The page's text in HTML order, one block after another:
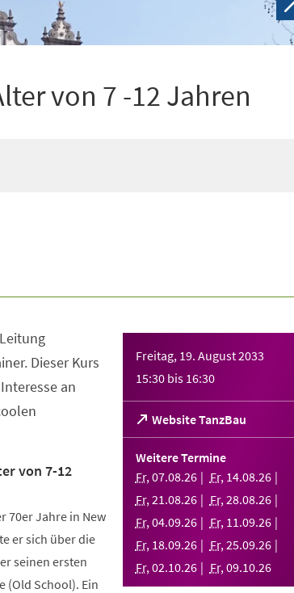
von 7 -12 Jahren
Freitag, 19. August 2033
15:30 bis 16:30
Website TanzBau
(Öffnet
in
einem
Tab)
Weitere Termine
Fr,07.08.26 Fr, 14.08.26
Fr,21.08.26 Fr,28.08.26
Fr,04.09.26 Fr, 11.09.26
Fr, 18.09.26 Fr,25.09.26
Fr,02.10.26 Fr,09.10.26
Dieser Kurs
an
von 7-12
70er Jahre in New
er sich über die
seinen ersten
(Old School). Ein